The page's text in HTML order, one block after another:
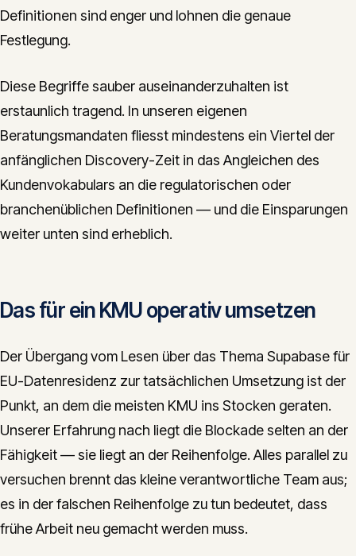
Definitionen sind enger und lohnen die genaue
Festlegung.
Diese Begriffe sauber auseinanderzuhalten ist
erstaunlich tragend. In unseren eigenen
Beratungsmandaten fliesst mindestens ein Viertel der
anfänglichen Discovery-Zeit in das Angleichen des
Kundenvokabulars an die regulatorischen oder
branchenüblichen Definitionen — und die Einsparungen
weiter unten sind erheblich.
Das für ein KMU operativ umsetzen
Der Übergang vom Lesen über das Thema Supabase für
EU-Datenresidenz zur tatsächlichen Umsetzung ist der
Punkt, an dem die meisten KMU ins Stocken geraten.
Unserer Erfahrung nach liegt die Blockade selten an der
Fähigkeit — sie liegt an der Reihenfolge. Alles parallel zu
versuchen brennt das kleine verantwortliche Team aus;
es in der falschen Reihenfolge zu tun bedeutet, dass
frühe Arbeit neu gemacht werden muss.